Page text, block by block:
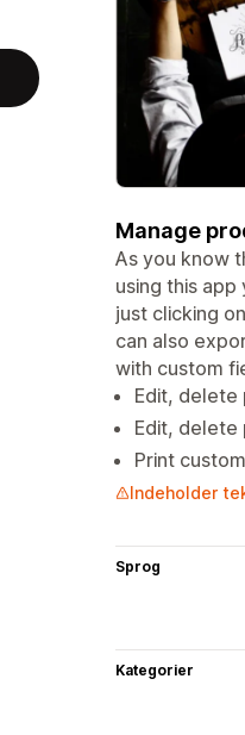
Manage
As you know
using this
just clicking
can also
with custom
Edit, delete
Edit, delete
Print
Indeholder
Sprog
Kategorier